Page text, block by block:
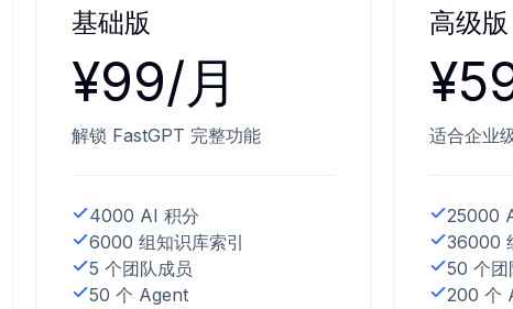
基础版
¥99/月
解锁 FastGPT 完整功能
4000 AI 积分
6000 组知识库索引
5 个团队成员
50 个 Agent
高级版
适合企业
25000
36000
50 个团
200 个